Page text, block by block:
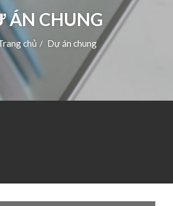
ÁN CHUNG
chủ / Dự án chung